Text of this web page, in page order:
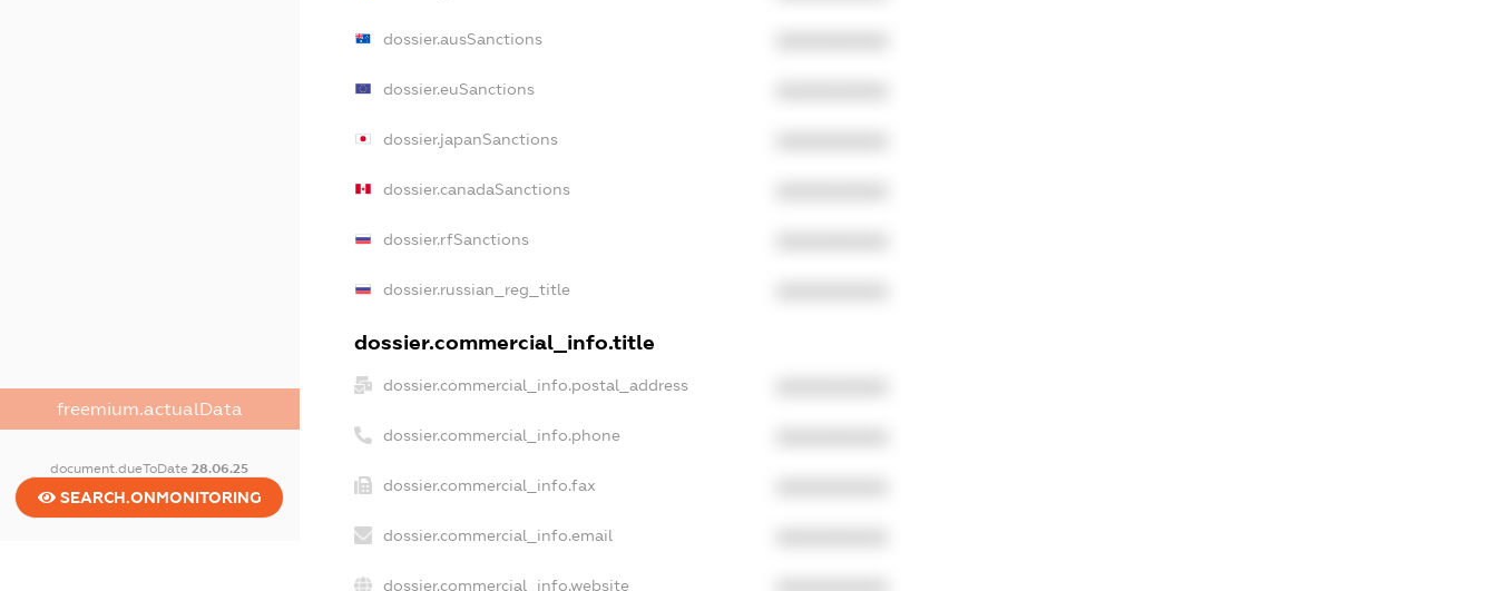
freemium.actualData
document.dueToDate28.06.25
SEARCH.ONMONITORING
dossier.ausSanctions
dossier.euSanctions
dossier.japanSanctions
dossier.canadaSanctions
dossier.rfSanctions
dossier.russian_reg_title
dossier.commercial_info.title
dossier.commercial_info.postal_address
dossier.commercial_info.phone
dossier.commercial_info.fax
dossier.commercial_info.email
dossier.commercial_info.website